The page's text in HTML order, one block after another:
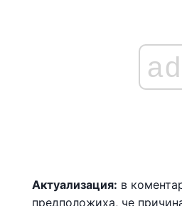
ad
Актуализация: в
предположиха, че